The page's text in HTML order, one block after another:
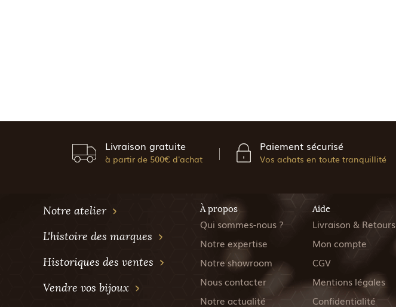
Livraison gratuite
à partir de 500€ d'achat
Paiement sécurisé
Vos achats en toute tranquillité
Notre atelier
L'histoire des marques
Historiques des ventes
Vendre vos bijoux
À propos
Qui sommes-nous ?
Notre expertise
Notre showroom
Nous contacter
Notre actualité
Aide
Livraison & Retours
Mon compte
CGV
Mentions légales
Confidentialité